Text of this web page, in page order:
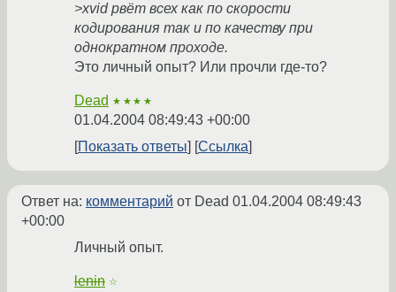
>xvid рвёт всех как по скорости
кодирования так и по качеству при
однократном проходе.
Это личный опыт? Или прочли где-то?
Dead ★★★★
01.04.2004 08:49:43 +00:00
Показать ответы
Ссылка
Ответ на: комментарий от Dead 01.04.2004 08:49:43
+00:00
Личный опыт.
lenin ☆